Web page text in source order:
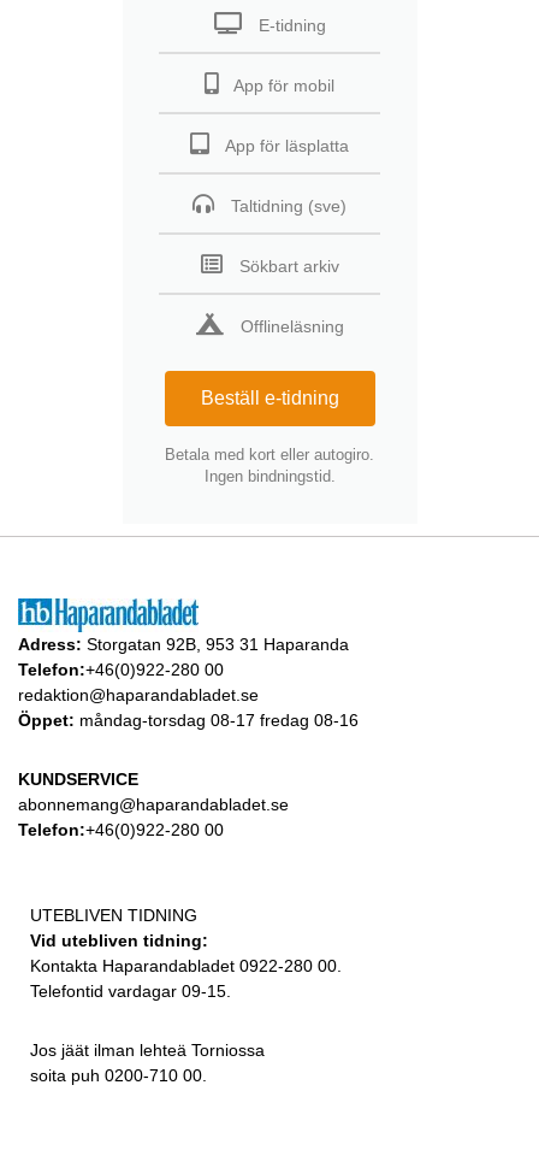
E-tidning
App för mobil
App för läsplatta
Taltidning (sve)
Sökbart arkiv
Offlineläsning
Beställ e-tidning
Betala med kort eller autogiro.
Ingen bindningstid.
Adress: Storgatan 92B, 953 31 Haparanda
Telefon:+46(0)922-280 00
redaktion@haparandabladet.se
Öppet: måndag-torsdag 08-17 fredag 08-16
KUNDSERVICE
abonnemang@haparandabladet.se
Telefon:+46(0)922-280 00
UTEBLIVEN TIDNING
Vid utebliven tidning:
Kontakta Haparandabladet 0922-280 00.
Telefontid vardagar 09-15.
Jos jäät ilman lehteä Torniossa
soita puh 0200-710 00.